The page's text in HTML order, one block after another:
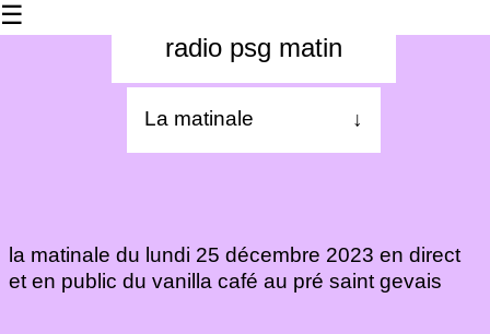
radio psg matin
☰
↓
La matinale
Les 24h
la matinale du lundi 25 décembre 2023 en direct
et en public du vanilla café au pré saint gevais